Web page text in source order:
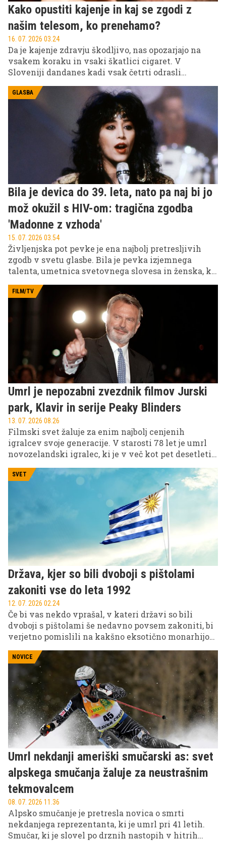
Kako opustiti kajenje in kaj se zgodi z
našim telesom, ko prenehamo?
16. 07. 2026 03.24
Da je kajenje zdravju škodljivo, nas opozarjajo na
vsakem koraku in vsaki škatlici cigaret. V
Sloveniji dandanes kadi vsak četrti odrasli
Slovenec. Opustitev te grde razvade, ki ubija počasi,
prinaša številne koristi za zdravje v vseh
starostnih obdobjih. Kaj je skrivnost tistih, ki so
nehali kaditi? Večina nekdanjih kadilcev vam bo
povedala, da so vsaj enkrat neuspešno poskusili reči
kajenju 'ne'. Zato ne gre obupati po prvem poskusu.
GLASBA
Bila je devica do 39. leta, nato pa naj bi jo
mož okužil s HIV-om: tragična zgodba
'Madonne z vzhoda'
15. 07. 2026 03.54
Življenjska pot pevke je ena najbolj pretresljivih
zgodb v svetu glasbe. Bila je pevka izjemnega
talenta, umetnica svetovnega slovesa in ženska, ki
je s svojim glasom povezovala kulture. Toda za
bleščečo kariero se je skrivala osebna tragedija, ki je
njeno življenje prekinila veliko prezgodaj.
FILM/TV
Umrl je nepozabni zvezdnik filmov Jurski
park, Klavir in serije Peaky Blinders
13. 07. 2026 08.26
Filmski svet žaluje za enim najbolj cenjenih
igralcev svoje generacije. V starosti 78 let je umrl
novozelandski igralec, ki je v več kot pet desetletij
postal ena najbolj prepoznavnih osebnosti svetovne
SVET
Država, kjer so bili dvoboji s pištolami
zakoniti vse do leta 1992
12. 07. 2026 02.24
Če bi vas nekdo vprašal, v kateri državi so bili
dvoboji s pištolami še nedavno povsem zakoniti, bi
verjetno pomislili na kakšno eksotično monarhijo
presenetljiva.
NOVICE
Umrl nekdanji ameriški smučarski as: svet
alpskega smučanja žaluje za neustrašnim
tekmovalcem
08. 07. 2026 11.36
Alpsko smučanje je pretresla novica o smrti
nekdanjega reprezentanta, ki je umrl pri 41 letih.
Smučar, ki je slovel po drznih nastopih v hitrih